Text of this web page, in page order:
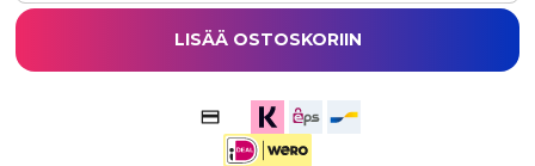
LISÄÄ OSTOSKORIIN